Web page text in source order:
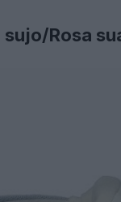
Rosa